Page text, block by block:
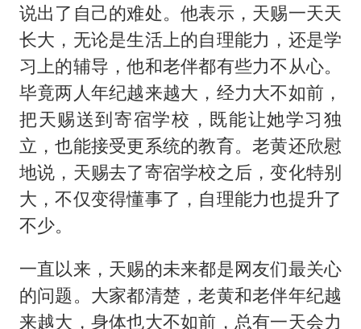
说出了自己的难处。他表示，天赐一天天
长大，无论是生活上的自理能力，还是学
习上的辅导，他和老伴都有些力不从心。
毕竟两人年纪越来越大，经力大不如前，
把天赐送到寄宿学校，既能让她学习独
立，也能接受更系统的教育。老黄还欣慰
地说，天赐去了寄宿学校之后，变化特别
大，不仅变得懂事了，自理能力也提升了
不少。
一直以来，天赐的未来都是网友们最关心
的问题。大家都清楚，老黄和老伴年纪越
来越大，身体也大不如前，总有一天会力